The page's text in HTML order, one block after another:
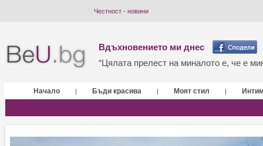
Честност - новини
Вдъхновението ми днес
“Цялата прелест на миналото е, че е
Начало | Бъди красива | Моят стил |